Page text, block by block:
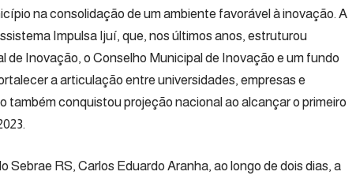
na consolidação de um ambiente favorável à inovação. A
Impulsa Ijuí, que, nos últimos anos, estruturou
de Inovação, o Conselho Municipal de Inovação e um fundo
a articulação entre universidades, empresas e
também conquistou projeção nacional ao alcançar o primeiro
Sebrae RS, Carlos Eduardo Aranha, ao longo de dois dias, a